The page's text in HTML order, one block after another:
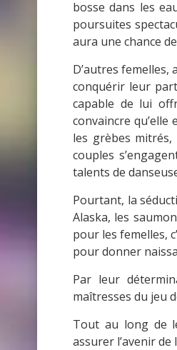
bosse dans les
poursuites
aura une chance
D’autres
conquérir leur
capable de lui
convaincre
les grèbes
couples
talents de
Pourtant, la
Alaska, les
pour les femelles,
pour donner
Par leur
maîtresses du jeu
Tout au long de
assurer l’avenir